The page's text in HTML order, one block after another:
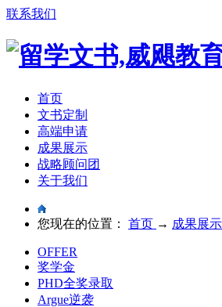
联系我们
首页
文书定制
高端申请
成果展示
战略顾问团
关于我们
您现在的位置： 首页 → 成果展示
OFFER
奖学金
PHD全奖录取
Argue逆袭